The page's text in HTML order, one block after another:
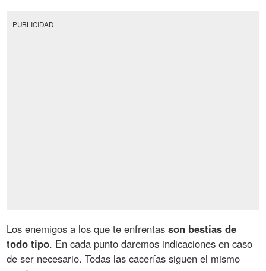
PUBLICIDAD
Los enemigos a los que te enfrentasson bestias de
todo tipo. En cada punto daremos indicaciones en caso
de ser necesario. Todas las cacerías siguen el mismo